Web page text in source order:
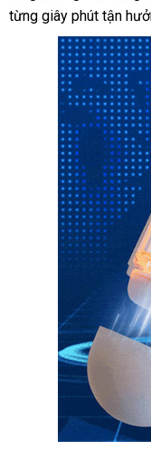
từng giây phút tận